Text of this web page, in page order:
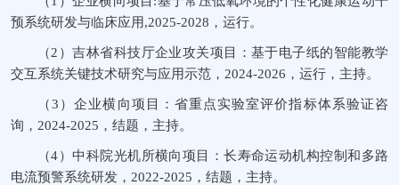
预系统研发与临床应用,2025-2028 ，运行。
（2）吉林省科技厅企业攻关项目：基于电子纸的智能教学
交互系统关键技术研究与应用示范， 2024-2026 ，运行，主持。
（3）企业横向项目：省重点实验室评价指标体系验证咨
询， 2024-2025 ，结题，主持。
（4）中科院光机所横向项目：长寿命运动机构控制和多路
电流预警系统研发， 2022-2025 ，结题，主持。